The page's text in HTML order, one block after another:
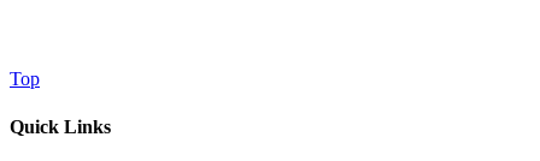
Top
Quick Links